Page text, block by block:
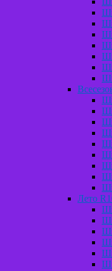
Лето